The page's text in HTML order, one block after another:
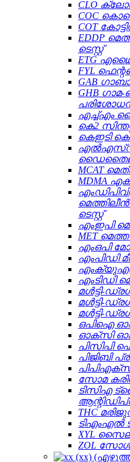
CLO
COC
COT
EDDP
ടെസ്റ്റ്
ETG
FYL
GAB
GHB
എച്ച്എം
കെ2
കെഇടി
MCAT
MDMA
എംഡിപിവി
ടെസ്റ്റ്
എംഇപി
MET
എംഒപി
എംപിഡി
എംക്യുഎൽ
എംടിഡി
മൾട്ടി-
മൾട്ടി-
മൾട്ടി-
ഒപിഐ
ഓക്സി
പിസിപി
പിജിബി
സോമ
ടിസിഎ
THC
ടിഎംഎൽ
XYL
ZOL